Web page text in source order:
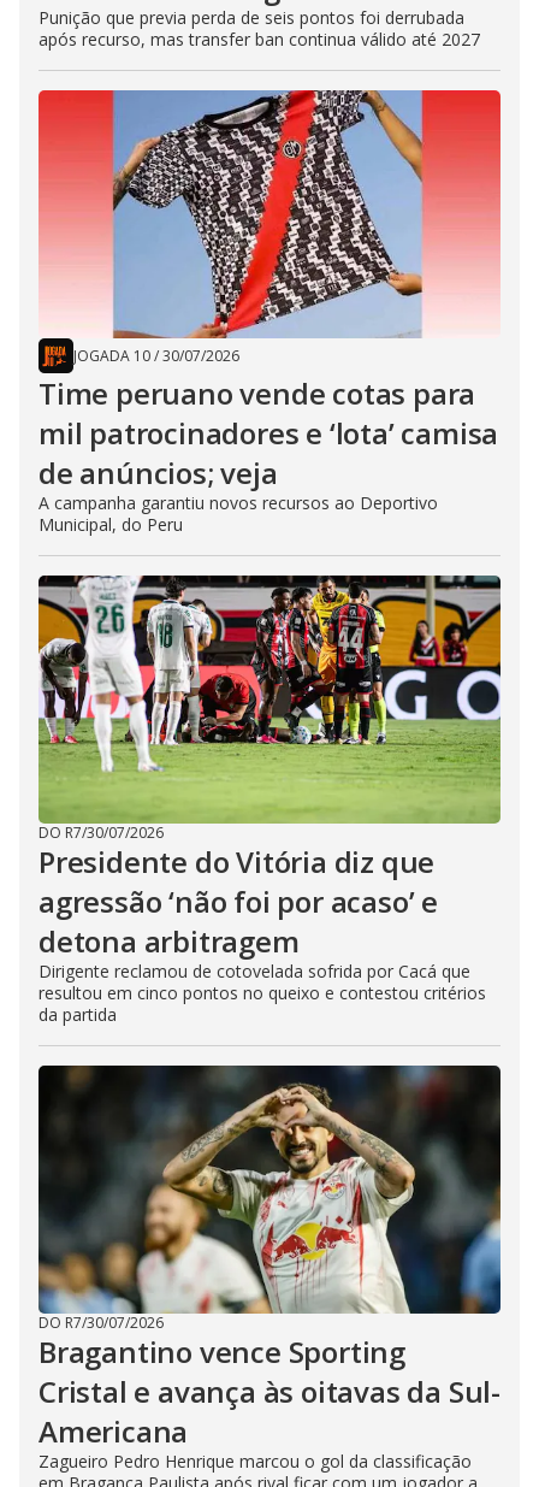
Punição que previa perda de seis pontos foi derrubada
após recurso, mas transfer ban continua válido até 2027
JOGADA 10/30/07/2026
Time peruano vende cotas para
mil patrocinadores e ‘lota’ camisa
de anúncios; veja
A campanha garantiu novos recursos ao Deportivo
Municipal, do Peru
DO R7/30/07/2026
Presidente do Vitória diz que
agressão ‘não foi por acaso’ e
detona arbitragem
Dirigente reclamou de cotovelada sofrida por Cacá que
resultou em cinco pontos no queixo e contestou critérios
da partida
DO R7/30/07/2026
Bragantino vence Sporting
Cristal e avança às oitavas da Sul-
Americana
Zagueiro Pedro Henrique marcou o gol da classificação